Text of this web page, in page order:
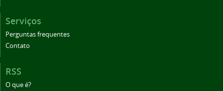
Serviços
Perguntas frequentes
Contato
RSS
O que é?